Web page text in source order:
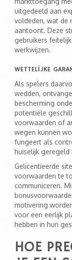
uitgedeeld aan
voldeden, wat de
aantoont. Deze
gebruikers
werkwijzen.
WETTELIJKE
Als spelers
wedden,
bescherming
potentiële
voorwaarden of
wegen kunnen
fungeert als
huiselijk geregeld
Gelicentieerde
voorwaarden te
communiceren.
motivering
voor een eerlijk
hebben in hun
HOE